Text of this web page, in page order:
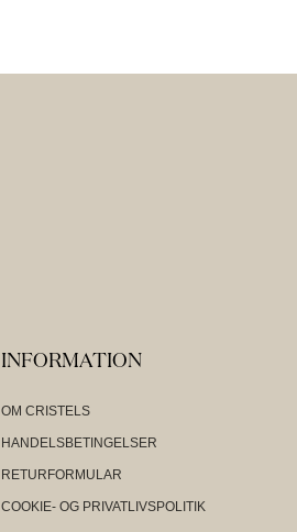
INFORMATION
OM CRISTELS
HANDELSBETINGELSER
RETURFORMULAR
COOKIE- OG PRIVATLIVSPOLITIK